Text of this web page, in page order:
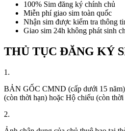
100% Sim đăng ký chính chủ
Miễn phí giao sim toàn quốc
Nhận sim được kiểm tra thông
Giao sim 24h không phát sinh
THỦ TỤC ĐĂNG KÝ
1.
BẢN GỐC CMND (cấp dưới 15 năm)
(còn thời hạn) hoặc Hộ chiếu (còn thời
2.